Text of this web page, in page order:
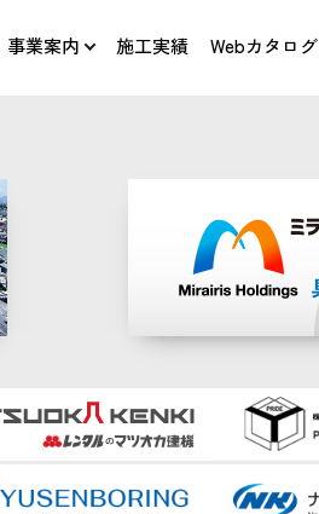
事業案内 施工実績 Webカタログ